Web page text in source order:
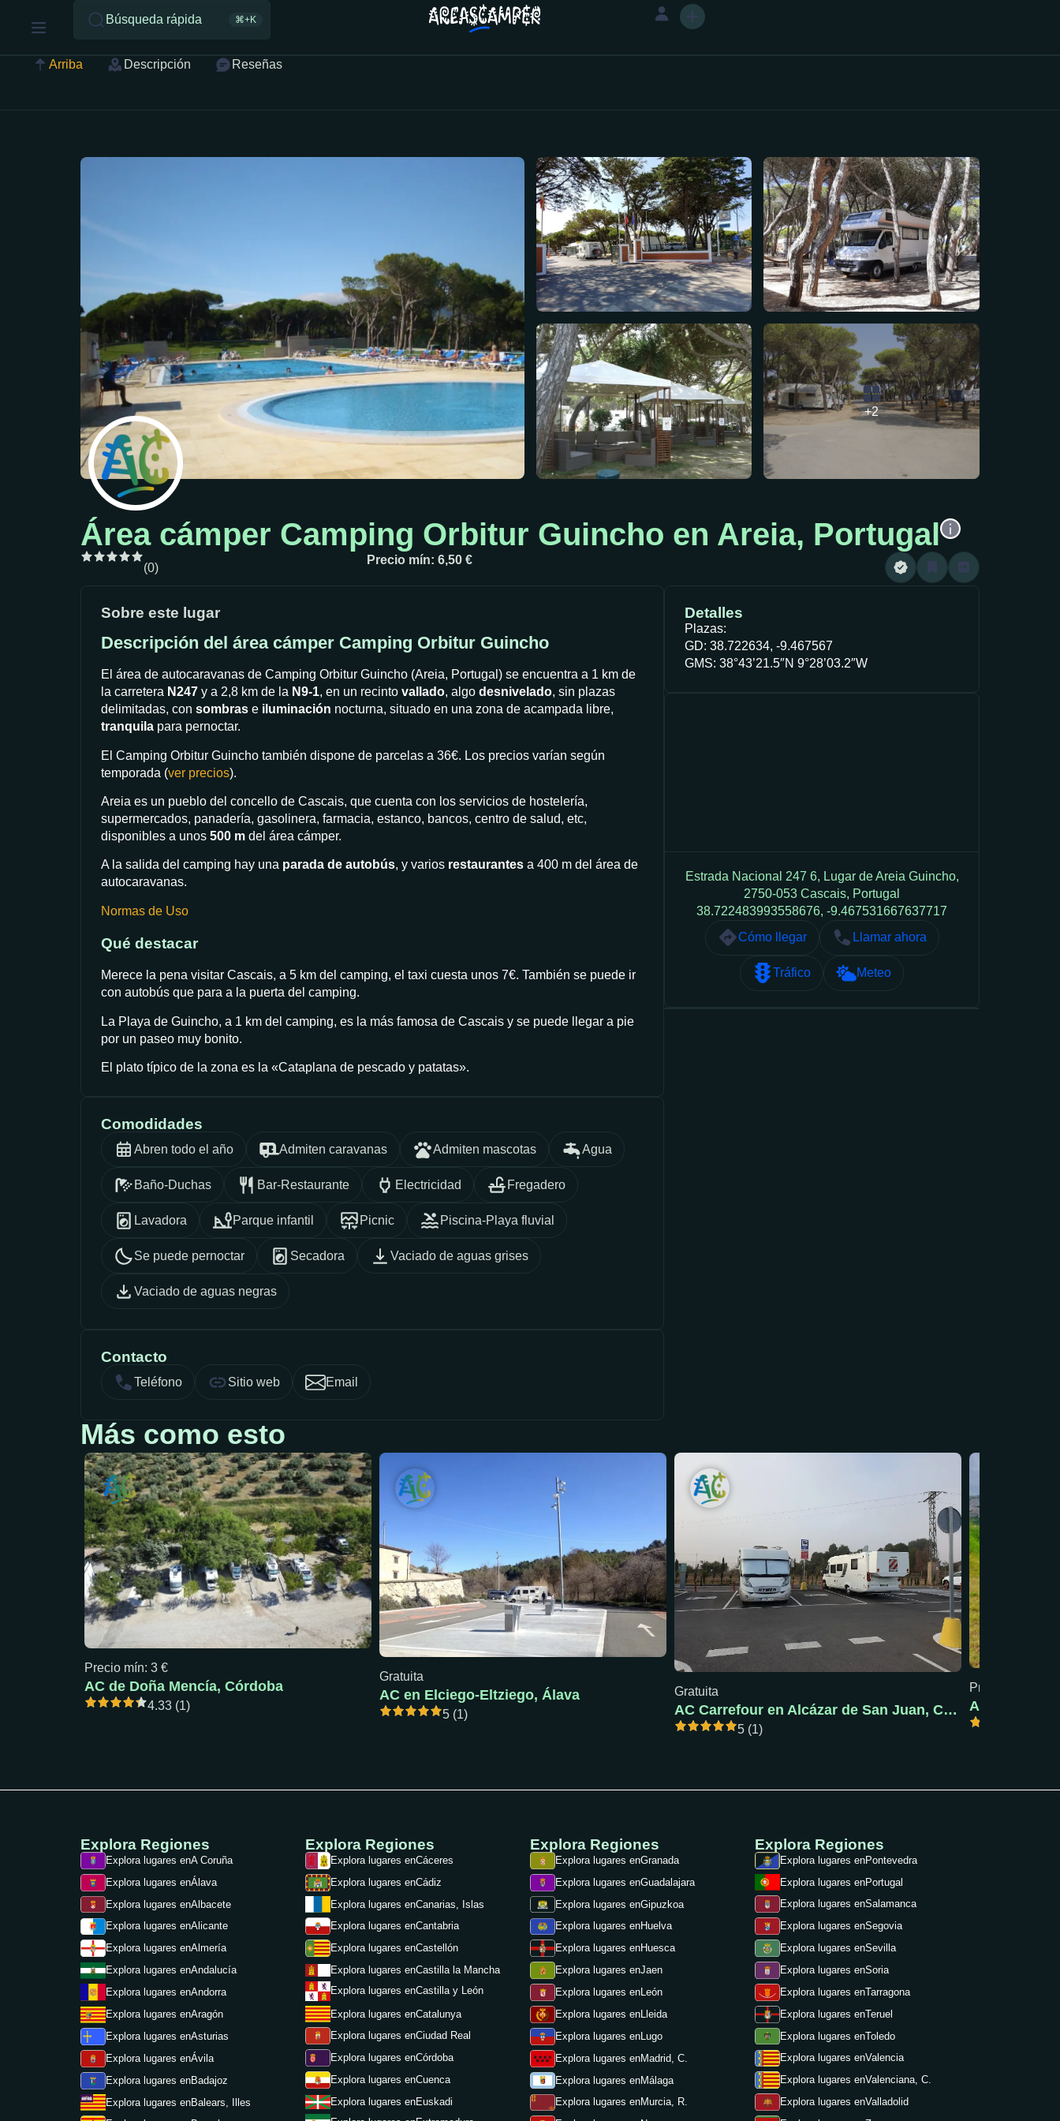
Búsqueda rápida ⌘+K
Arriba Descripción Reseñas
+2
Área cámper Camping Orbitur Guincho en Areia, Portugal
(0)
Precio mín: 6,50 €
Sobre este lugar
Descripción del área cámper Camping Orbitur Guincho
El área de autocaravanas de Camping Orbitur Guincho (Areia, Portugal) se encuentra a 1 km de
la carretera N247 y a 2,8 km de la N9-1, en un recinto vallado, algo desnivelado, sin plazas
delimitadas, con sombras e iluminación nocturna, situado en una zona de acampada libre,
tranquila para pernoctar.
El Camping Orbitur Guincho también dispone de parcelas a 36€. Los precios varían según
temporada (ver precios).
Areia es un pueblo del concello de Cascais, que cuenta con los servicios de hostelería,
supermercados, panadería, gasolinera, farmacia, estanco, bancos, centro de salud, etc,
disponibles a unos 500 m del área cámper.
A la salida del camping hay una parada de autobús, y varios restaurantes a 400 m del área de
autocaravanas.
Normas de Uso
Qué destacar
Merece la pena visitar Cascais, a 5 km del camping, el taxi cuesta unos 7€. También se puede ir
con autobús que para a la puerta del camping.
La Playa de Guincho, a 1 km del camping, es la más famosa de Cascais y se puede llegar a pie
por un paseo muy bonito.
El plato típico de la zona es la «Cataplana de pescado y patatas».
Comodidades
Abren todo el año Admiten caravanas Admiten mascotas Agua
Baño-Duchas Bar-Restaurante Electricidad Fregadero
Lavadora Parque infantil Picnic Piscina-Playa fluvial
Se puede pernoctar Secadora Vaciado de aguas grises
Vaciado de aguas negras
Contacto
Teléfono Sitio web Email
Detalles
Plazas:
GD: 38.722634, -9.467567
GMS: 38°43’21.5″N 9°28’03.2″W
Estrada Nacional 247 6, Lugar de Areia Guincho,
2750-053 Cascais, Portugal
38.722483993558676, -9.467531667637717
Cómo llegar
Llamar ahora
Tráfico Meteo
Más como esto
Precio mín: 3 €
AC de Doña Mencía, Córdoba
4.33 (1)
Gratuita
AC en Elciego-Eltziego, Álava
5 (1)
Gratuita
AC Carrefour en Alcázar de San Juan, Ciudad Real
5 (1)
Precio mín: 18 €
AC Pola de
Explora Regiones
Explora lugares enA Coruña
Explora lugares enÁlava
Explora lugares enAlbacete
Explora lugares enAlicante
Explora lugares enAlmería
Explora lugares enAndalucía
Explora lugares enAndorra
Explora lugares enAragón
Explora lugares enAsturias
Explora lugares enÁvila
Explora lugares enBadajoz
Explora lugares enBalears, Illes
Explora Regiones
Explora lugares enCáceres
Explora lugares enCádiz
Explora lugares enCanarias, Islas
Explora lugares enCantabria
Explora lugares enCastellón
Explora lugares enCastilla la Mancha
Explora lugares enCastilla y León
Explora lugares enCatalunya
Explora lugares enCiudad Real
Explora lugares enCórdoba
Explora lugares enCuenca
Explora lugares enEuskadi
Explora Regiones
Explora lugares enGranada
Explora lugares enGuadalajara
Explora lugares enGipuzkoa
Explora lugares enHuelva
Explora lugares enHuesca
Explora lugares enJaen
Explora lugares enLeón
Explora lugares en Lleida
Explora lugares en Lugo
Explora lugares enMadrid, C.
Explora lugares enMálaga
Explora lugares enMurcia, R.
Explora Regiones
Explora lugares enPontevedra
Explora lugares enPortugal
Explora lugares enSalamanca
Explora lugares enSegovia
Explora lugares enSevilla
Explora lugares enSoria
Explora lugares enTarragona
Explora lugares enTeruel
Explora lugares enToledo
Explora lugares enValencia
Explora lugares enValenciana, C.
Explora lugares enValladolid